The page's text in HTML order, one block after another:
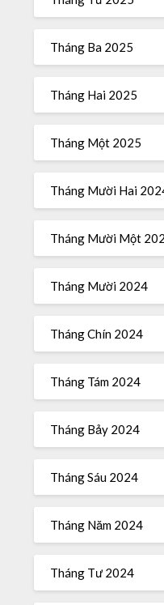
Tháng Ba 2025
Tháng Hai 2025
Tháng Một 2025
Tháng Mười Hai
Tháng Mười Một
Tháng Mười 2024
Tháng Chín 2024
Tháng Tám 2024
Tháng Bảy 2024
Tháng Sáu 2024
Tháng Năm 2024
Tháng Tư 2024